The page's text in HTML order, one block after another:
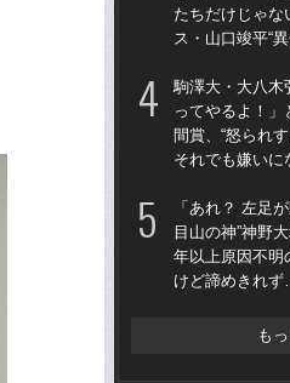
たちだけじゃ
ス・山口竣平“
駒澤大・大八木
ってやるよ！
間賞、“怒られ
それでも嫌いに
「あれ？ 左足
目山の神”神野
年以上原因不明
けど諦めきれず
も